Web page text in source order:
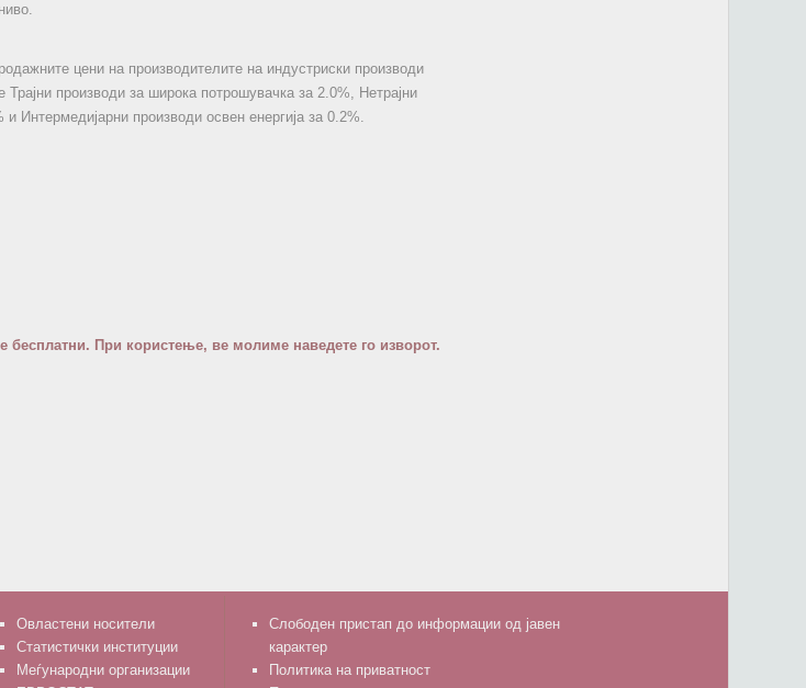
цени на производителите на индустриски производи
производи за широка потрошувачка за 2.0%, Нетрајни
Интермедијарни производи освен енергија за 0.2%.
бесплатни. При користење, ве молиме наведете го изворот.
Овластени носители
Статистички институции
Меѓународни организации
Слободен пристап до информации од јавен
карактер
Политика на приватност